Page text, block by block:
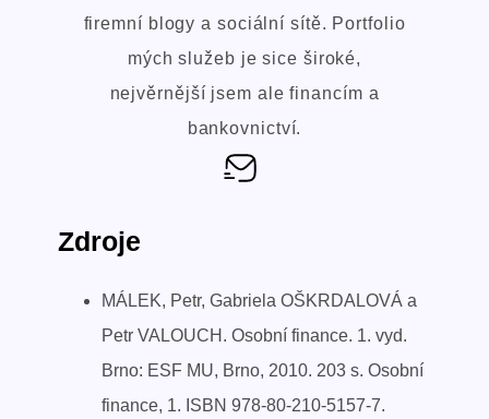
firemní blogy a sociální sítě. Portfolio
mých služeb je sice široké,
nejvěrnější jsem ale financím a
bankovnictví.
Zdroje
MÁLEK, Petr, Gabriela OŠKRDALOVÁ a
Petr VALOUCH. Osobní finance. 1. vyd.
Brno: ESF MU, Brno, 2010. 203 s. Osobní
finance, 1. ISBN 978-80-210-5157-7.